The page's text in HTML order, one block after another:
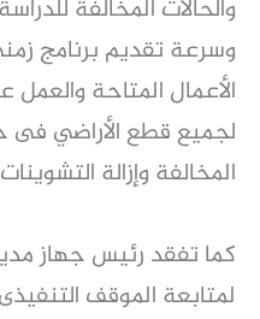
والحالات المخالفة
وسرعة تقديم برنامج
الأعمال المتاحة
لجميع قطع الأراضي فى
المخالفة وإزالة
كما تفقد رئيس جهاز
لمتابعة الموقف